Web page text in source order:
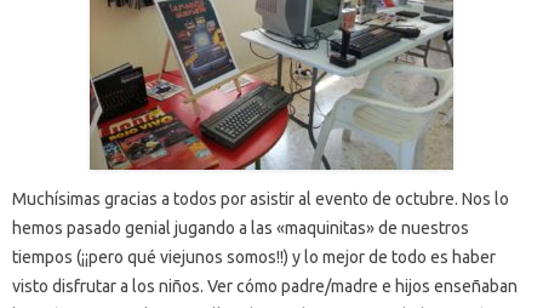
Muchísimas gracias a todos por asistir al evento de octubre. Nos lo
hemos pasado genial jugando a las «maquinitas» de nuestros
tiempos (¡¡pero qué viejunos somos!!) y lo mejor de todo es haber
visto disfrutar a los niños. Ver cómo padre/madre e hijos enseñaban